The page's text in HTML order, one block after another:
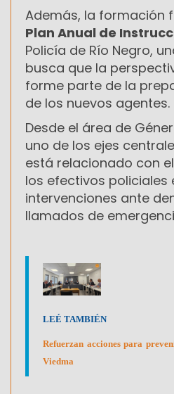
Además, la formación
Plan Anual de
Policía de Río Negro,
busca que la
forme parte de la
de los nuevos agentes.
Desde el área de
uno de los ejes
está relacionado con
los efectivos policiales
intervenciones ante
llamados de
LEÉ TAMBIÉN
Refuerzan acciones para
Viedma